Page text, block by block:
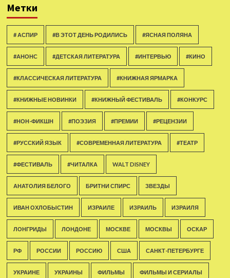
Метки
# АСПИР #В ЭТОТ ДЕНЬ РОДИЛИСЬ #ЯСНАЯ ПОЛЯНА
#АНОНС #ДЕТСКАЯ ЛИТЕРАТУРА #ИНТЕРВЬЮ #КИНО
#КЛАССИЧЕСКАЯ ЛИТЕРАТУРА #КНИЖНАЯ ЯРМАРКА
#КНИЖНЫЕ НОВИНКИ #КНИЖНЫЙ ФЕСТИВАЛЬ #КОНКУРС
#НОН-ФИКШН #ПОЭЗИЯ #ПРЕМИИ #РЕЦЕНЗИИ
#РУССКИЙ ЯЗЫК #СОВРЕМЕННАЯ ЛИТЕРАТУРА #ТЕАТР
#ФЕСТИВАЛЬ #ЧИТАЛКА WALT DISNEY
АНАТОЛИЯ БЕЛОГО БРИТНИ СПИРС ЗВЕЗДЫ
ИВАН ОХЛОБЫСТИН ИЗРАИЛЕ ИЗРАИЛЬ ИЗРАИЛЯ
ЛОНГРИДЫ ЛОНДОНЕ МОСКВЕ МОСКВЫ ОСКАР
РФ РОССИИ РОССИЮ США САНКТ-ПЕТЕРБУРГЕ
УКРАИНЕ УКРАИНЫ ФИЛЬМЫ ФИЛЬМЫ И СЕРИАЛЫ